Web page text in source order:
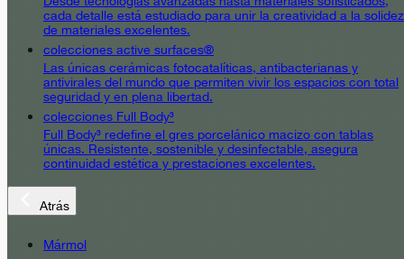
cada detalle está estudiado para unir la creatividad a la solidez
de materiales excelentes.
colecciones active surfaces®
Las únicas cerámicas fotocatalíticas, antibacterianas y
antivirales del mundo que permiten vivir los espacios con total
seguridad y en plena libertad.
colecciones Full Body³
Full Body³ redefine el gres porcelánico macizo con tablas
únicas. Resistente, sostenible y desinfectable, asegura
continuidad estética y prestaciones excelentes.
Atrás
Mármol